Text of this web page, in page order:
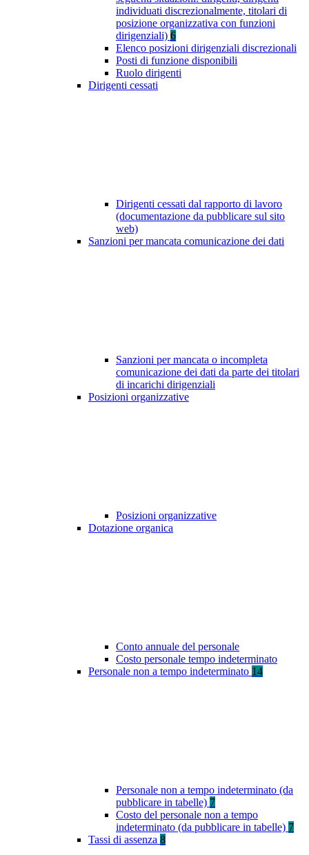
individuati discrezionalmente, titolari di
posizione organizzativa con funzioni
dirigenziali) 6
Elenco posizioni dirigenziali discrezionali
Posti di funzione disponibili
Ruolo dirigenti
Dirigenti cessati
Dirigenti cessati dal rapporto di lavoro
(documentazione da pubblicare sul sito
web)
Sanzioni per mancata comunicazione dei dati
Sanzioni per mancata o incompleta
comunicazione dei dati da parte dei titolari
di incarichi dirigenziali
Posizioni organizzative
Posizioni organizzative
Dotazione organica
Conto annuale del personale
Costo personale tempo indeterminato
Personale non a tempo indeterminato 14
Personale non a tempo indeterminato (da
pubblicare in tabelle) 7
Costo del personale non a tempo
indeterminato (da pubblicare in tabelle) 7
Tassi di assenza 8